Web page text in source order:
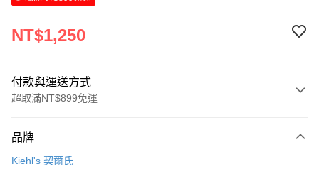
NT$1,250
付款與運送方式
超取滿NT$899免運
信用卡一次付款
品牌
Kiehl's 契爾氏